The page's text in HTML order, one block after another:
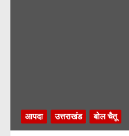
आपदा उत्तराखंड बोल चैतू